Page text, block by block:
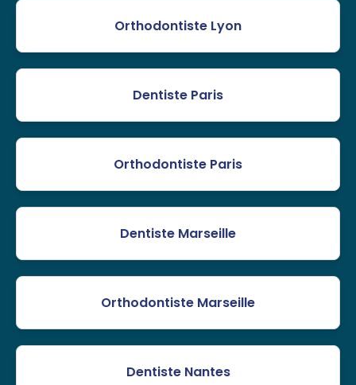
Orthodontiste Lyon
Dentiste Paris
Orthodontiste Paris
Dentiste Marseille
Orthodontiste Marseille
Dentiste Nantes